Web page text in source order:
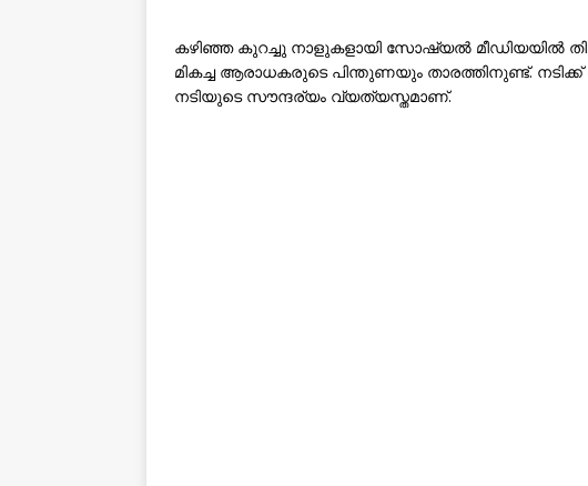
കഴിഞ്ഞ കുറച്ചു നാളുകളായി സോഷ്യൽ മീഡിയയിൽ
മികച്ച ആരാധകരുടെ പിന്തുണയും താരത്തിനുണ്ട്.
നടിയുടെ സൗന്ദര്യം വ്യത്യസ്തമാണ്.